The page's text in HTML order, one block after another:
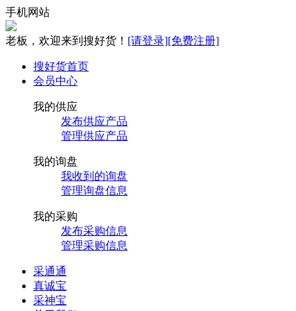
手机网站
老板，欢迎来到搜好货！ [请登录][免费注册]
搜好货首页
会员中心
我的供应
发布供应产品
管理供应产品
我的询盘
我收到的询盘
管理询盘信息
我的采购
发布采购信息
管理采购信息
采通通
真诚宝
采神宝